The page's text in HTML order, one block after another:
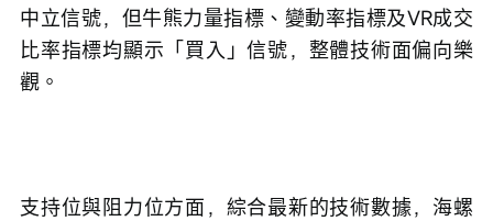
中立信號，但牛熊力量指標、變動率指標及VR成交
比率指標均顯示「買入」信號，整體技術面偏向樂
觀。
支持位與阻力位方面，綜合最新的技術數據，海螺